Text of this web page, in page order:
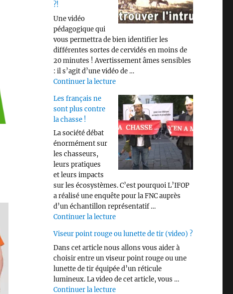
?!
Une vidéo
pédagogique qui
vous permettra de bien identifier les
différentes sortes de cervidés en moins de
20 minutes ! Avertissement âmes sensibles
: il s’agit d’une vidéo de …
Continuer la lecturede « Savez vous identifier les
Les français ne
sont plus contre
la chasse !
La société débat
énormément sur
les chasseurs,
leurs pratiques
et leurs impacts
sur les écosystèmes. C’est pourquoi L’IFOP
a réalisé une enquête pour la FNC auprès
d’un échantillon représentatif …
Continuer la lecturede « Les français ne sont plus contre
Viseur point rouge ou lunette de tir (video) ?
Dans cet article nous allons vous aider à
choisir entre un viseur point rouge ou une
lunette de tir équipée d’un réticule
lumineux. La video de cet article, vous …
Continuer la lecturede « Viseur point rouge ou lunette